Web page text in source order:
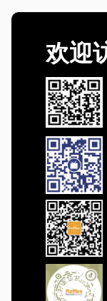
欢迎